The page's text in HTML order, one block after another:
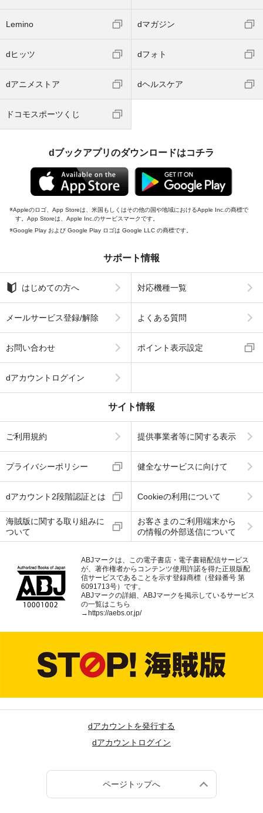
Lemino dマガジン
dヒッツ dフォト
dアニメストア dヘルスケア
ドコモスポーツくじ
dブックアプリのダウンロードはコチラ
Appleのロゴ、App Storeは、米国もしくはその他の国や地域におけるApple Inc.の商標で
す。App Storeは、Apple Inc.のサービスマークです。
Google Play および Google Play ロゴは Google LLC の商標です。
サポート情報
はじめての方へ 対応機種一覧
メールサービス登録/解除 よくある質問
お問い合わせ ポイント表示設定
dアカウントログイン
サイト情報
ご利用規約 提供事業者等に関する表示
プライバシーポリシー 健全なサービスに向けて
dアカウント2段階認証とは Cookieの利用について
海賊版に関する取り組みに
ついて
お客さまのご利用端末から
の情報の外部送信について
ABJマークは、この電子書店・電子書籍配信サービス
が、著作権者からコンテンツ使用許諾を得た正規版配
信サービスであることを示す登録商標（登録番号 第
6091713号）です。
ABJマークの詳細、ABJマークを掲示しているサービス
の一覧はこちら
→ https://aebs.or.jp/
dアカウントを発行する
dアカウントログイン
ページトップへ